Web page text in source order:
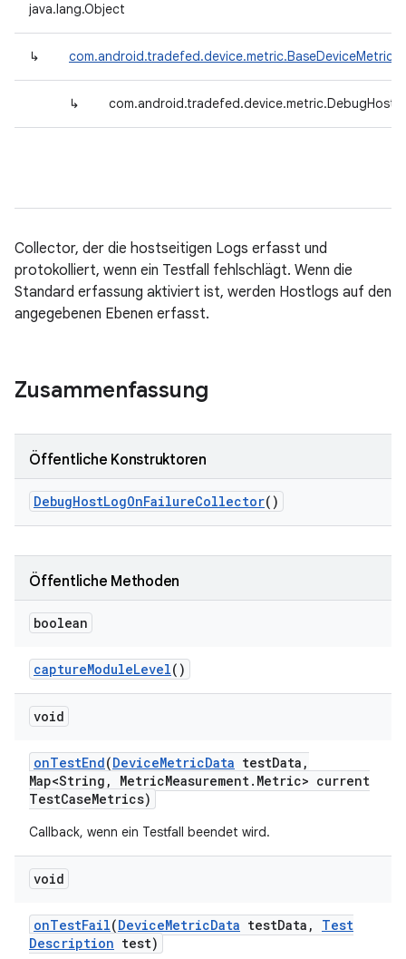
java.lang.Object
↳
↳
Collector, der die hostseitigen Logs erfasst und
protokolliert, wenn ein Testfall fehlschlägt. Wenn die
Standard erfassung aktiviert ist, werden Hostlogs auf den
angegebenen Ebenen erfasst.
Zusammenfassung
Öffentliche Konstruktoren
DebugHostLogOnFailureCollector()
Öffentliche Methoden
boolean
captureModuleLevel()
void
onTestEnd(DeviceMetricData testData ,
Map<String , MetricMeasurement. Metric> current
TestCaseMetrics)
Callback, wenn ein Testfall beendet wird.
void
onTestFail(DeviceMetricData testData ,
Test
Description test)